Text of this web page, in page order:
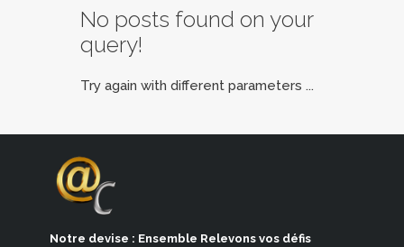
LE BLOG
No posts found on your
query!
Try again with different parameters ...
Notre devise : Ensemble Relevons vos défis